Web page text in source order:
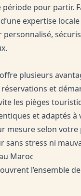
pour partir.
expertise
plusieurs
et
les pièges
et adaptés à
mesure selon
stress ni
Maroc
l’ensemble